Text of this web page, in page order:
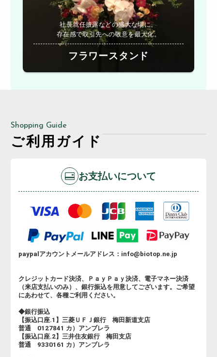
社長就任披露などの盛大な場に。
存在感で取引先への敬意を最大化。
フラワースタンド
Shopping Guide
ご利用ガイド
お支払いについて
paypalアカウントメールアドレス：info@biotop.ne.jp
クレジットカード決済、ＰａｙＰａｙ決済、電子マネー決済
（来店支払いのみ）、銀行振込を用意してございます。ご希望
にあわせて、各種ご利用ください。
◆銀行振込
【振込口座.1】三菱ＵＦＪ銀行 梅田新道支店
普通 0127841 カ）アンブレラ
【振込口座.2】三井住友銀行 梅田支店
普通 9330161 カ）アンブレラ